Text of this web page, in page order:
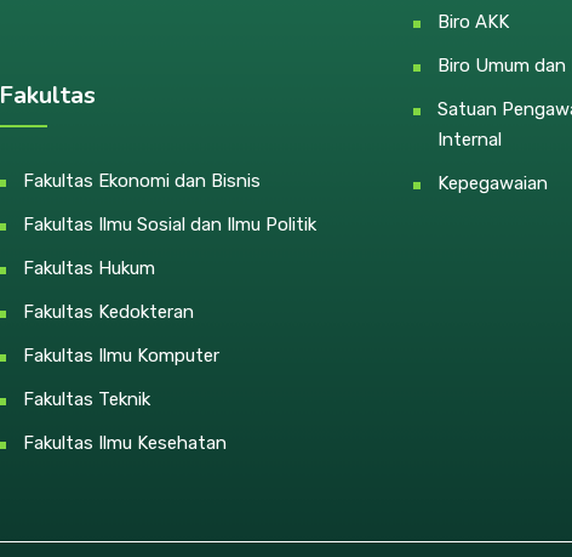
Fakultas
Fakultas Ekonomi dan Bisnis
Fakultas Ilmu Sosial dan Ilmu Politik
Fakultas Hukum
Fakultas Kedokteran
Fakultas Ilmu Komputer
Fakultas Teknik
Fakultas Ilmu Kesehatan
Biro AKK
Biro Umum dan
Satuan
Internal
Kepegawaian